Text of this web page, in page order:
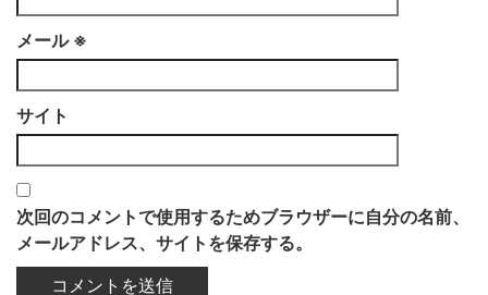
メール ※
サイト
次回のコメントで使用するためブラウザーに自分の名前、
メールアドレス、サイトを保存する。